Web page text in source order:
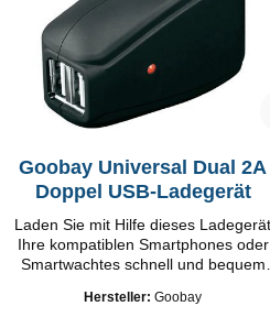
Goobay Universal Dual 2A
Doppel USB-Ladegerät
Laden Sie mit Hilfe dieses Ladegerät
Ihre kompatiblen Smartphones oder
Smartwachtes schnell und bequem
Farbe: Schwarz
Hersteller: Goobay